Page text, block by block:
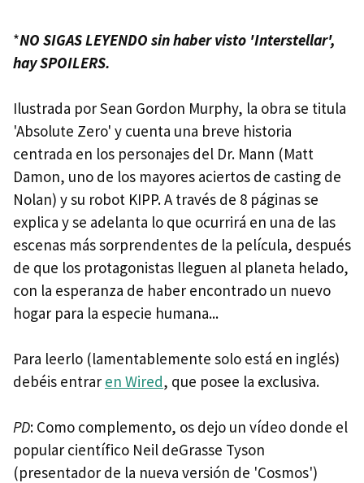
*NO SIGAS LEYENDO sin haber visto 'Interstellar',
hay SPOILERS.
Ilustrada por Sean Gordon Murphy, la obra se titula
'Absolute Zero' y cuenta una breve historia
centrada en los personajes del Dr. Mann (Matt
Damon, uno de los mayores aciertos de casting de
Nolan) y su robot KIPP. A través de 8 páginas se
explica y se adelanta lo que ocurrirá en una de las
escenas más sorprendentes de la película, después
de que los protagonistas lleguen al planeta helado,
con la esperanza de haber encontrado un nuevo
hogar para la especie humana...
Para leerlo (lamentablemente solo está en inglés)
debéis entrar en Wired, que posee la exclusiva.
PD: Como complemento, os dejo un vídeo donde el
popular científico Neil deGrasse Tyson
(presentador de la nueva versión de 'Cosmos')